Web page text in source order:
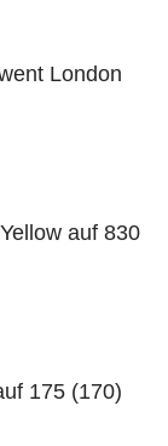
London
auf 830
175 (170)